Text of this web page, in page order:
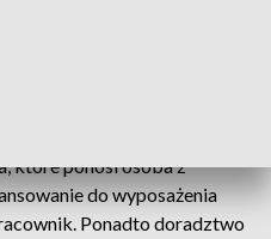
które ponosi osoba z
do wyposażenia
Ponadto doradztwo